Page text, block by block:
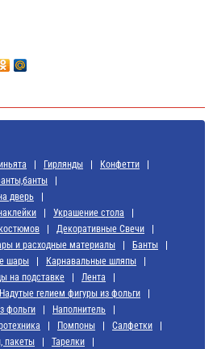
Гирлянды
Конфетти
дверь
Украшение стола
Декоративные Свечи
и расходные материалы
Банты
шары
Карнавальные шляпы
на подставке
Лента
Надутые гелием фигуры из фольги
фольги
Наполнитель
Помпоны
Салфетки
пакеты
Тарелки